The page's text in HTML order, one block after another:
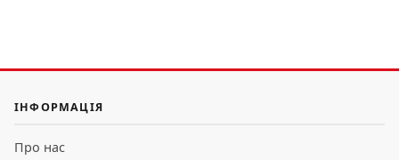
ІНФОРМАЦІЯ
Про нас